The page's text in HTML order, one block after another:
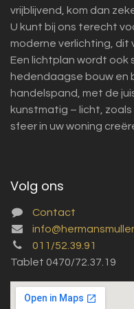
vrijblijvend, kom dan
U kunt bij ons terecht
moderne verlichting, dit
Een lichtplan wordt ook
hedendaagse bouw en
handelspand, met de
kunstmatig – licht,
sfeer in uw woning
Volg ons
Contact
011/52.39.91
Tablet 0470/72.37.19